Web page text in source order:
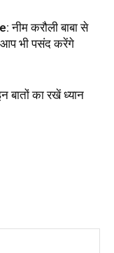
करौली बाबा से
आप भी पसंद करेंगे
बातों का रखें ध्यान